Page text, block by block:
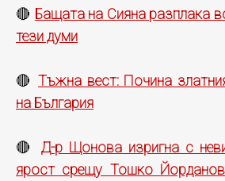
🔴 Бащата на Сияна разплака
тези думи
🔴 Тъжна вест: Почина
на България
🔴 Д-р Щонова изригна с
ярост срещу Тошко